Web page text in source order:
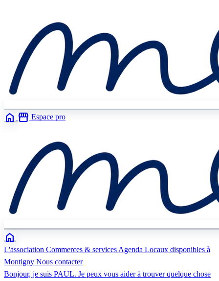
home storefront Espace pro
home
L'association Commerces & services Agenda Locaux disponibles à
Montigny Nous contacter
Bonjour, je suis PAUL. Je peux vous aider à trouver quelque chose